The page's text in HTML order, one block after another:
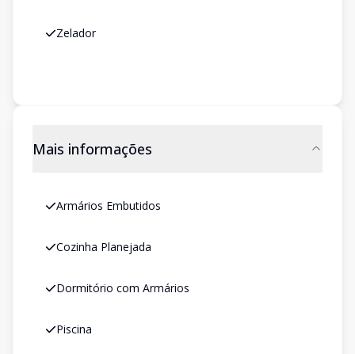
Zelador
Mais informações
Armários Embutidos
Cozinha Planejada
Dormitório com Armários
Piscina